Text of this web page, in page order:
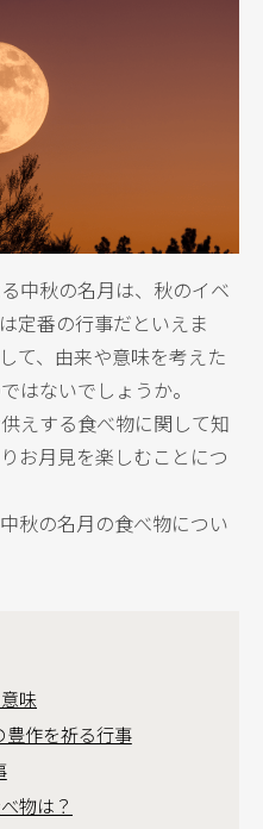
中秋の名月は、秋のイベ
定番の行事だといえま
て、由来や意味を考えた
はないでしょうか。
えする食べ物に関して知
お月見を楽しむことにつ
秋の名月の食べ物につい
味
豊作を祈る行事
物は？